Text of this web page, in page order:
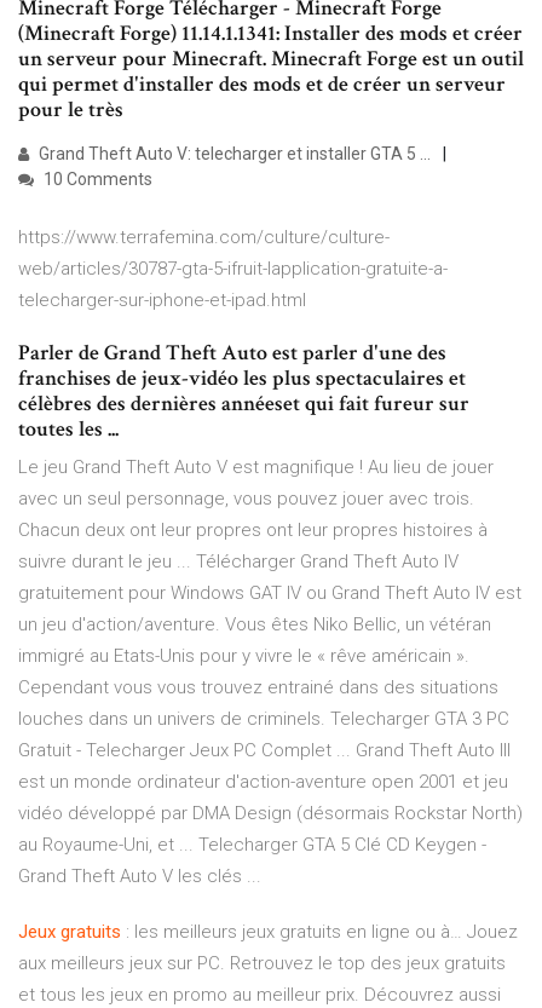
Minecraft Forge Télécharger - Minecraft Forge
(Minecraft Forge) 11.14.1.1341: Installer des mods et créer
un serveur pour Minecraft. Minecraft Forge est un outil
qui permet d'installer des mods et de créer un serveur
pour le très
Grand Theft Auto V: telecharger et installer GTA 5 ...
10 Comments
https://www.terrafemina.com/culture/culture-
web/articles/30787-gta-5-ifruit-lapplication-gratuite-a-
telecharger-sur-iphone-et-ipad.html
Parler de Grand Theft Auto est parler d'une des
franchises de jeux-vidéo les plus spectaculaires et
célèbres des dernières annéeset qui fait fureur sur
toutes les ...
Le jeu Grand Theft Auto V est magnifique ! Au lieu de jouer
avec un seul personnage, vous pouvez jouer avec trois.
Chacun deux ont leur propres ont leur propres histoires à
suivre durant le jeu ... Télécharger Grand Theft Auto IV
gratuitement pour Windows GAT IV ou Grand Theft Auto IV est
un jeu d'action/aventure. Vous êtes Niko Bellic, un vétéran
immigré au Etats-Unis pour y vivre le « rêve américain ».
Cependant vous vous trouvez entrainé dans des situations
louches dans un univers de criminels. Telecharger GTA 3 PC
Gratuit - Telecharger Jeux PC Complet ... Grand Theft Auto III
est un monde ordinateur d'action-aventure open 2001 et jeu
vidéo développé par DMA Design (désormais Rockstar North)
au Royaume-Uni, et ... Telecharger GTA 5 Clé CD Keygen -
Grand Theft Auto V les clés ...
Jeux gratuits : les meilleurs jeux gratuits en ligne ou à… Jouez
aux meilleurs jeux sur PC. Retrouvez le top des jeux gratuits
et tous les jeux en promo au meilleur prix. Découvrez aussi